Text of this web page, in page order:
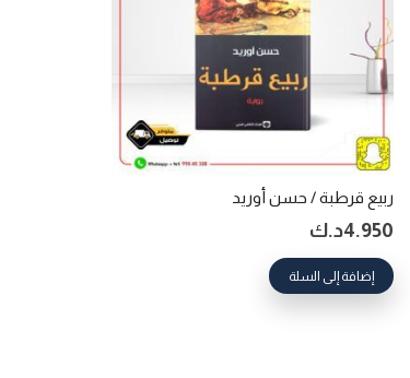
ربيع قرطبة / حسن أوريد
4.950د.ك
إضافة إلى السلة